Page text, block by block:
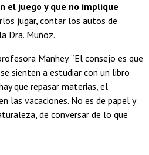
el juego y que no implique
jugar, contar los autos de
Dra. Muñoz.
Manhey. “El consejo es que
sienten a estudiar con un libro
que repasar materias, el
las vacaciones. No es de papel y
de conversar de lo que